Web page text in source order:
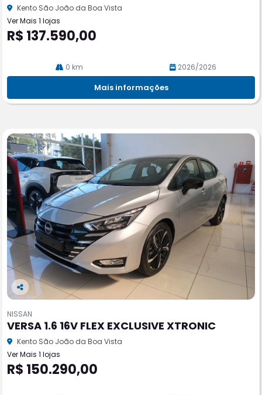
he
Kento São João da Boa Vista
Ver Mais 1 lojas
R$ 137.590,00
0 km 2026/2026
Mais informações
Co
pa
rtil
he
NISSAN
VERSA 1.6 16V FLEX EXCLUSIVE XTRONIC
Kento São João da Boa Vista
Ver Mais 1 lojas
R$ 150.290,00